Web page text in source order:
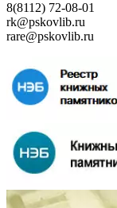
8(8112) 72-08-01
rk@pskovlib.ru
rare@pskovlib.ru